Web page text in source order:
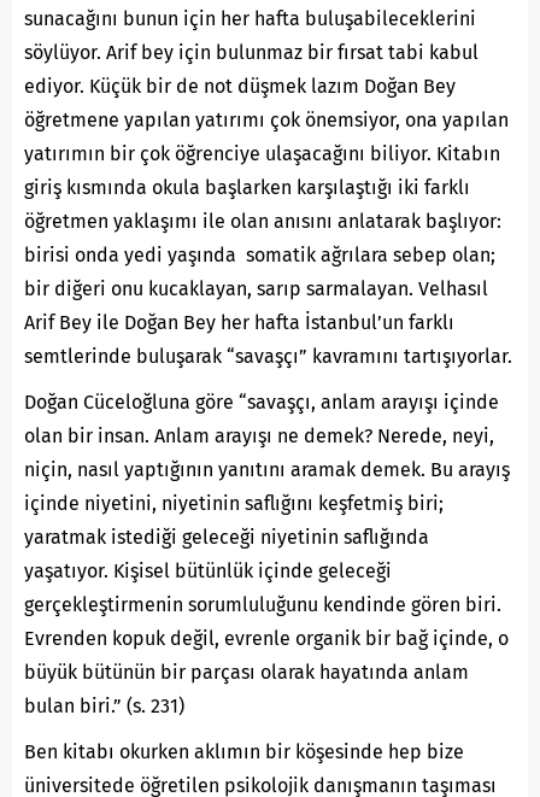
sunacağını bunun için her hafta buluşabileceklerini
söylüyor. Arif bey için bulunmaz bir fırsat tabi kabul
ediyor. Küçük bir de not düşmek lazım Doğan Bey
öğretmene yapılan yatırımı çok önemsiyor, ona yapılan
yatırımın bir çok öğrenciye ulaşacağını biliyor. Kitabın
giriş kısmında okula başlarken karşılaştığı iki farklı
öğretmen yaklaşımı ile olan anısını anlatarak başlıyor:
birisi onda yedi yaşında somatik ağrılara sebep olan;
bir diğeri onu kucaklayan, sarıp sarmalayan. Velhasıl
Arif Bey ile Doğan Bey her hafta İstanbul’un farklı
semtlerinde buluşarak “savaşçı” kavramını tartışıyorlar.
Doğan Cüceloğluna göre “savaşçı, anlam arayışı içinde
olan bir insan. Anlam arayışı ne demek? Nerede, neyi,
niçin, nasıl yaptığının yanıtını aramak demek. Bu arayış
içinde niyetini, niyetinin saflığını keşfetmiş biri;
yaratmak istediği geleceği niyetinin saflığında
yaşatıyor. Kişisel bütünlük içinde geleceği
gerçekleştirmenin sorumluluğunu kendinde gören biri.
Evrenden kopuk değil, evrenle organik bir bağ içinde, o
büyük bütünün bir parçası olarak hayatında anlam
bulan biri.” (s. 231)
Ben kitabı okurken aklımın bir köşesinde hep bize
üniversitede öğretilen psikolojik danışmanın taşıması